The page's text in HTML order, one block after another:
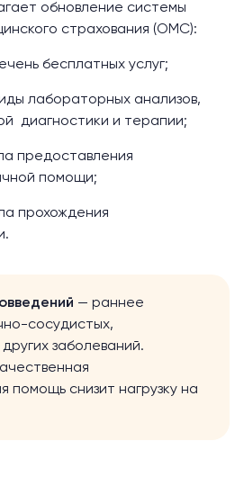
обновление системы
страхования (ОМС):
бесплатных услуг;
лабораторных анализов,
диагностики и терапии;
предоставления
помощи;
прохождения
— раннее
сосудистых,
заболеваний.
помощь снизит нагрузку на